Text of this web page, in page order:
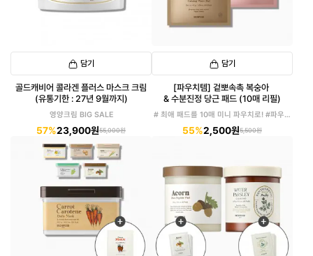
담기
골드캐비어 콜라겐 플러스 마스크 크림
(유통기한 : 27년 9월까지)
영양크림 BIG SALE
57%23,900원55,000원
담기
[파우치템] 겉뽀속촉 복숭아
& 수분진정 당근 패드 (10매 리필)
# 최애 패드를 10매 미니 파우치로! #파우치
55%2,500원5,500원